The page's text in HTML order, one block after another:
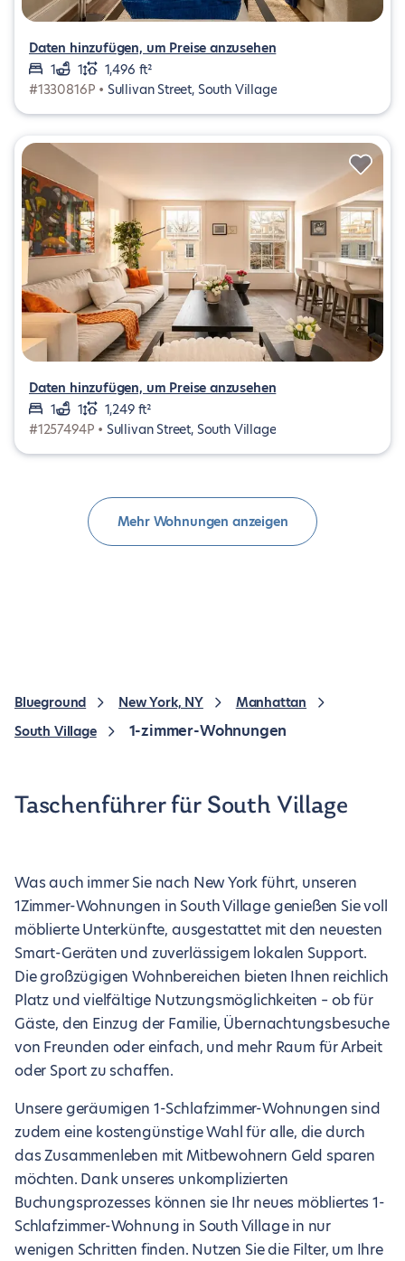
Daten hinzufügen, um Preise anzusehen
1
1
1,496 ft²
#1330816P • Sullivan Street, South Village
Daten hinzufügen, um Preise anzusehen
1
1
1,249 ft²
#1257494P • Sullivan Street, South Village
Mehr Wohnungen anzeigen
Blueground New York, NY
Manhattan
South Village
1-zimmer-Wohnungen
Taschenführer für South Village
Was auch immer Sie nach New York führt, unseren
1Zimmer-Wohnungen in South Village genießen Sie voll
möblierte Unterkünfte, ausgestattet mit den neuesten
Smart-Geräten und zuverlässigem lokalen Support.
Die großzügigen Wohnbereichen bieten Ihnen reichlich
Platz und vielfältige Nutzungsmöglichkeiten – ob für
Gäste, den Einzug der Familie, Übernachtungsbesuche
von Freunden oder einfach, und mehr Raum für Arbeit
oder Sport zu schaffen.
Unsere geräumigen 1-Schlafzimmer-Wohnungen sind
zudem eine kostengünstige Wahl für alle, die durch
das Zusammenleben mit Mitbewohnern Geld sparen
möchten. Dank unseres unkomplizierten
Buchungsprozesses können sie Ihr neues möbliertes 1-
Schlafzimmer-Wohnung in South Village in nur
wenigen Schritten finden. Nutzen Sie die Filter, um Ihre